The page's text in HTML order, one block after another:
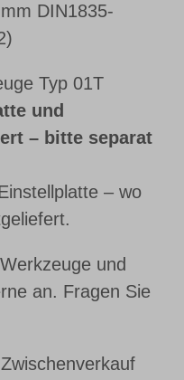
DIN1835-
Typ 01T
und
– bitte separat
– wo
und
an. Fragen Sie